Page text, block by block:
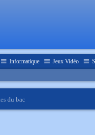
Informatique Jeux Vidéo
du bac